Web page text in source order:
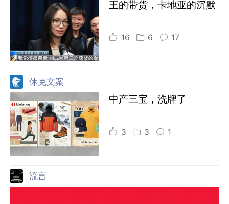
王的带货，卡地亚的沉默
16 6 17
休克文案
中产三宝，洗牌了
3 3 1
流言